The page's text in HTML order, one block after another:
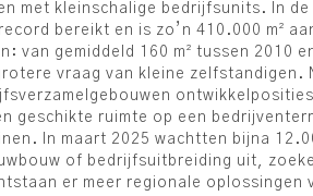
met kleinschalige bedrijfsunits. In
bereikt en is zo’n 410.000 m²
gemiddeld 160 m² tussen 2010
vraag van kleine zelfstandigen.
geschikte ruimte op een
In maart 2025 wachtten bijna
of bedrijfsuitbreiding uit,
er meer regionale